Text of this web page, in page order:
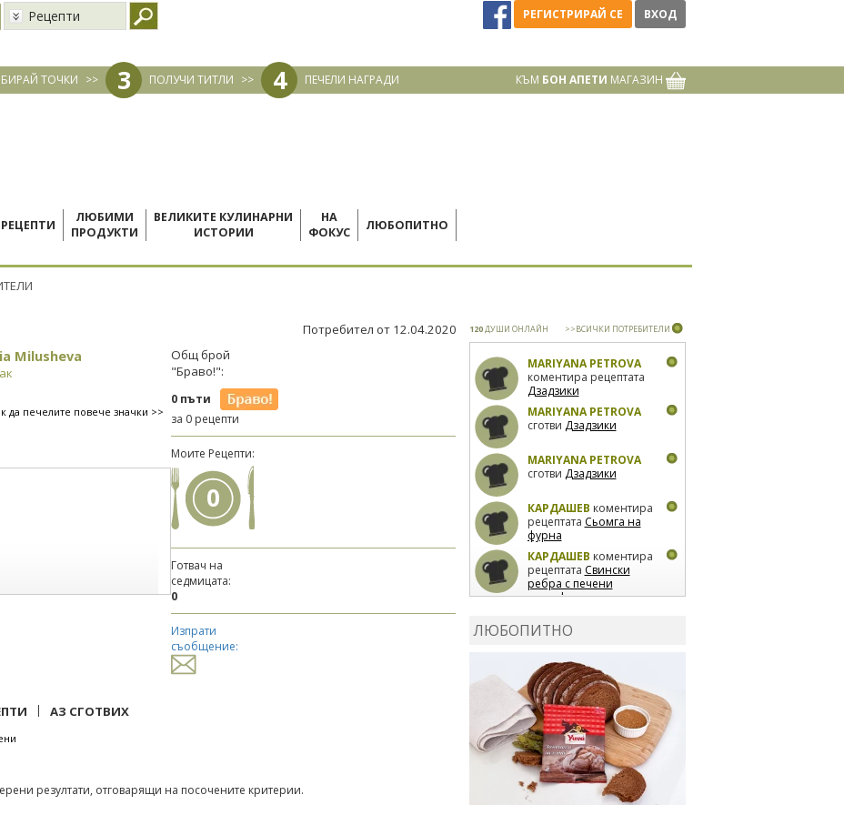
Рецепти РЕГИСТРИРАЙ СЕ ВХОД
ТОЧКИ >> 3 ПОЛУЧИ ТИТЛИ >> 4 ПЕЧЕЛИ НАГРАДИ КЪМ БОН АПЕТИ МАГАЗИН
РЕЦЕПТИ
ЛЮБИМИ
ПРОДУКТИ
ВЕЛИКИТЕ КУЛИНАРНИ
ИСТОРИИ
НА
ФОКУС
ЛЮБОПИТНО
Потребител от 12.04.2020
Milusheva
да печелите повече значки >>
Общ брой
"Браво!":
0 пъти
за 0 рецепти
Моите Рецепти:
0
Готвач на
седмицата:
0
Изпрати
съобщение:
| АЗ СГОТВИХ
резултати, отговарящи на посочените критерии.
120ДУШИ ОНЛАЙН >>ВСИЧКИ ПОТРЕБИТЕЛИ
MARIYANA PETROVA
коментира рецептата
Дзадзики
MARIYANA PETROVA
сготви Дзадзики
MARIYANA PETROVA
сготви Дзадзики
КАРДАШЕВ коментира
рецептата Сьомга на
фурна
КАРДАШЕВ коментира
рецептата Свински
ребра с печени
картофи
лимон
коментира рецептата
Киноа със зеленчуци
ЛЮБОПИТНО